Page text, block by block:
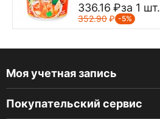
336.16 ₽за 1 шт.
352.90₽ -5%
Моя учетная запись
Покупательский сервис